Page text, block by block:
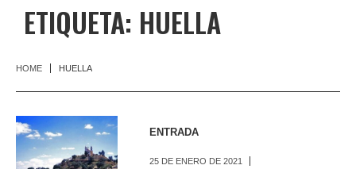
ETIQUETA: HUELLA
HOME HUELLA
ENTRADA
25 DE ENERO DE 2021